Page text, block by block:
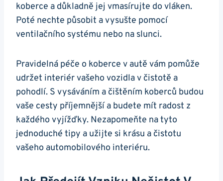
koberce a důkladně jej vmasírujte ‍do vláken.
Poté​ nechte působit a vysušte ⁤pomocí
ventilačního systému ⁢nebo na⁢ slunci.
Pravidelná péče o koberce v autě vám pomůže
udržet interiér vašeho vozidla ⁣v čistotě a
pohodlí. S vysáváním a čištěním koberců ‍budou
vaše cesty příjemnější a ‌budete ⁤mít radost z
každého vyjížďky. Nezapomeňte na tyto
jednoduché tipy⁣ a užijte‍ si krásu ​a ⁢čistotu
vašeho automobilového⁢ interiéru.